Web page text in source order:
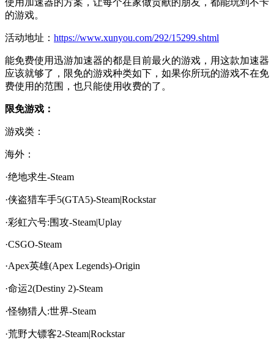
的游戏。
活动地址： https://www.xunyou.com/292/15299.shtml
能免费使用迅游加速器的都是目前最火的游戏，用这款加速器
应该就够了，限免的游戏种类如下，如果你所玩的游戏不在免
费使用的范围，也只能使用收费的了。
限免游戏：
游戏类：
海外：
·绝地求生-Steam
·侠盗猎车手5(GTA5)-Steam|Rockstar
·彩虹六号:围攻-Steam|Uplay
·CSGO-Steam
·Apex英雄(Apex Legends)-Origin
·命运2(Destiny 2)-Steam
·怪物猎人:世界-Steam
·荒野大镖客2-Steam|Rockstar